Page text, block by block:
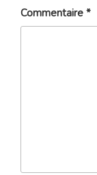
Commentaire *